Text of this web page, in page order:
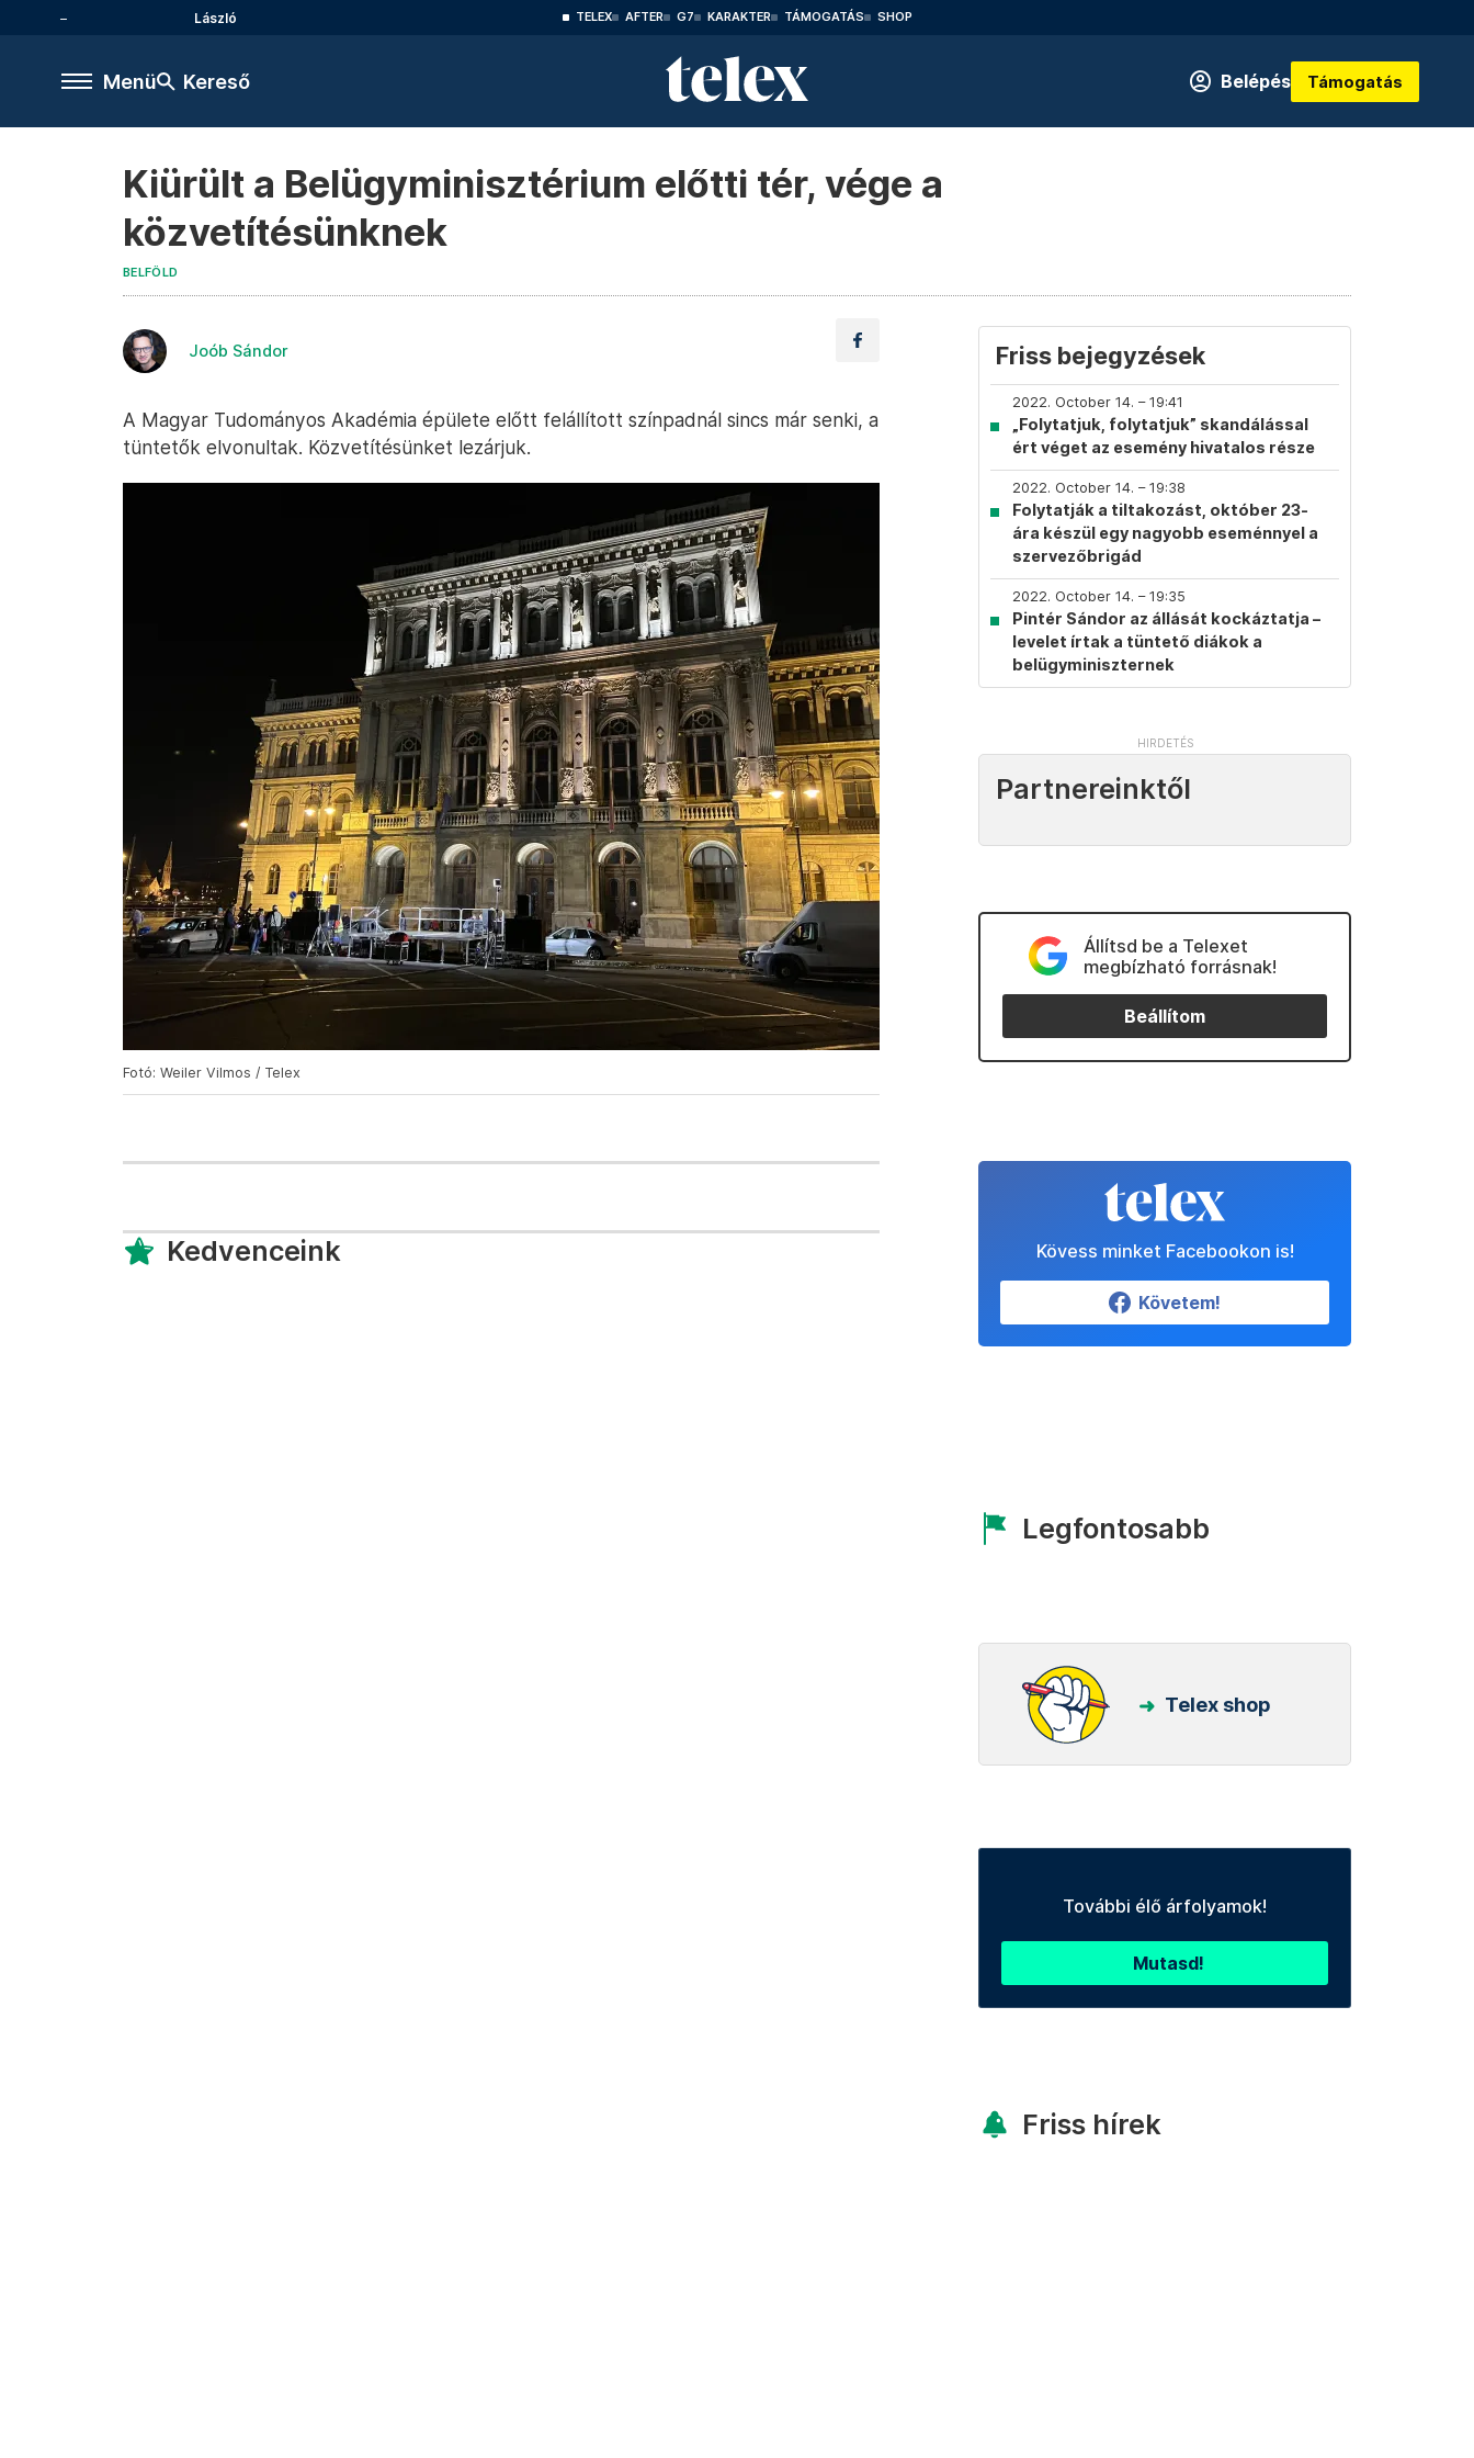
László TELEX AFTER G7 KARAKTER TÁMOGATÁS SHOP
Menü Kereső Belépés Támogatás
Kiürült a Belügyminisztérium előtti tér, vége a
közvetítésünknek
BELFÖLD
Joób Sándor
A Magyar Tudományos Akadémia épülete előtt felállított színpadnál sincs már senki, a
tüntetők elvonultak. Közvetítésünket lezárjuk.
Fotó: Weiler Vilmos / Telex
Kedvenceink
Friss bejegyzések
2022. October 14. – 19:41
„Folytatjuk, folytatjuk” skandálással
ért véget az esemény hivatalos része
2022. October 14. – 19:38
Folytatják a tiltakozást, október 23-
ára készül egy nagyobb eseménnyel a
szervezőbrigád
2022. October 14. – 19:35
Pintér Sándor az állását kockáztatja –
levelet írtak a tüntető diákok a
belügyminiszternek
Partnereinktől
Állítsd be a Telexet
megbízható forrásnak!
Beállítom
Kövess minket Facebookon is!
Követem!
Legfontosabb
Telex shop
További élő árfolyamok!
Mutasd!
Friss hírek